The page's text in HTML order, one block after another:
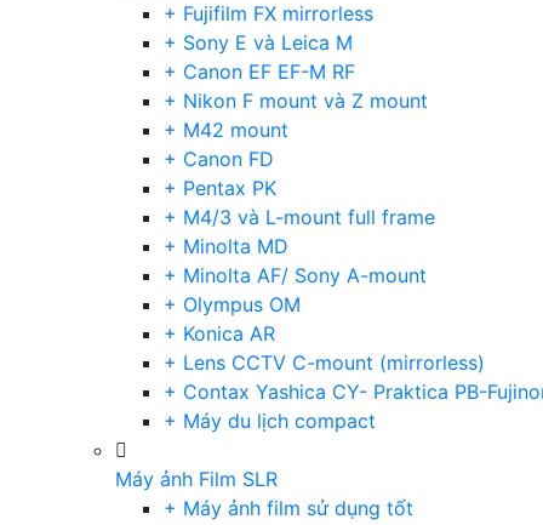
+ Fujifilm FX mirrorless
+ Sony E và Leica M
+ Canon EF EF-M RF
+ Nikon F mount và Z mount
+ M42 mount
+ Canon FD
+ Pentax PK
+ M4/3 và L-mount full frame
+ Minolta MD
+ Minolta AF/ Sony A-mount
+ Olympus OM
+ Konica AR
+ Lens CCTV C-mount (mirrorless)
+ Contax Yashica CY- Praktica PB-
+ Máy du lịch compact
Máy ảnh Film SLR
+ Máy ảnh film sử dụng tốt